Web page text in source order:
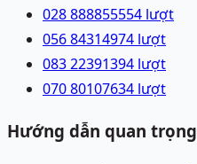
028 888855554 lượt
056 84314974 lượt
083 22391394 lượt
070 80107634 lượt
Hướng dẫn quan trọng